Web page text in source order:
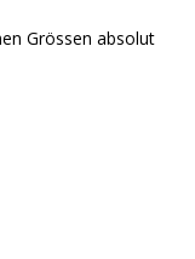
Grössen absolut